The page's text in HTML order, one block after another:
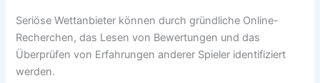
Seriöse Wettanbieter können durch gründliche Online-
Recherchen, das Lesen von Bewertungen und das
Überprüfen von Erfahrungen anderer Spieler identifiziert
werden.